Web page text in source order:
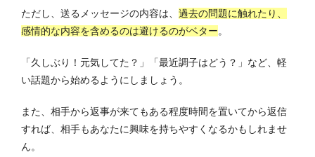
ただし、送るメッセージの内容は、 過去の問題に触れたり、
感情的な内容を含めるのは避けるのがベター。
「久しぶり！元気してた？」「最近調子はどう？」など、軽
い話題から始めるようにしましょう。
また、相手から返事が来てもある程度時間を置いてから返信
すれば、相手もあなたに興味を持ちやすくなるかもしれませ
ん。